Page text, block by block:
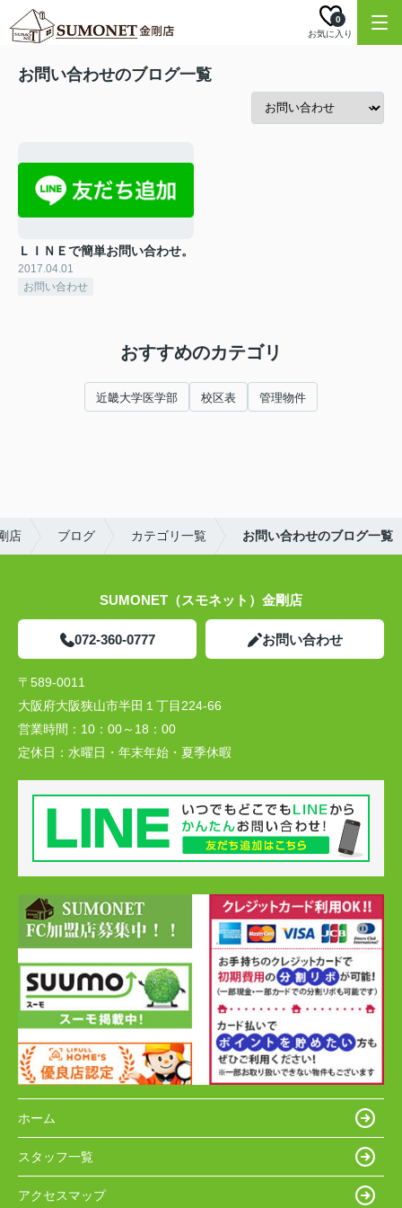
お気に入り
0
お問い合わせのブログ一覧
ＬＩＮＥで簡単お問い合わせ。
2017.04.01
お問い合わせ
おすすめのカテゴリ
近畿大学医学部 校区表 管理物件
店 ブログ カテゴリ一覧 お問い合わせのブログ一覧
SUMONET（スモネット）金剛店
072-360-0777 お問い合わせ
〒589-0011
大阪府大阪狭山市半田１丁目224-66
営業時間： 10：00～18：00
定休日： 水曜日・年末年始・夏季休暇
ホーム
スタッフ一覧
アクセスマップ